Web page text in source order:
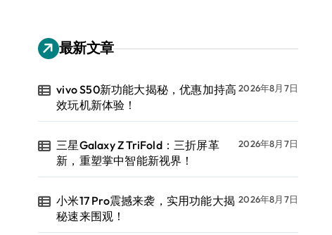
最新文章
vivo S50新功能大揭秘，优惠加持高
效玩机新体验！
2026年8月7日
三星Galaxy Z TriFold：三折屏革
新，重塑掌中智能新视界！
2026年8月7日
小米17 Pro震撼来袭，实用功能大揭
秘速来围观！
2026年8月7日